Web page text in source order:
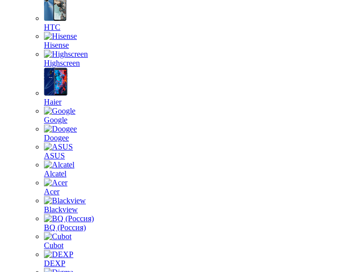
HTC
Hisense
Highscreen
Haier
Google
Doogee
ASUS
Alcatel
Acer
Blackview
BQ (Россия)
Cubot
DEXP